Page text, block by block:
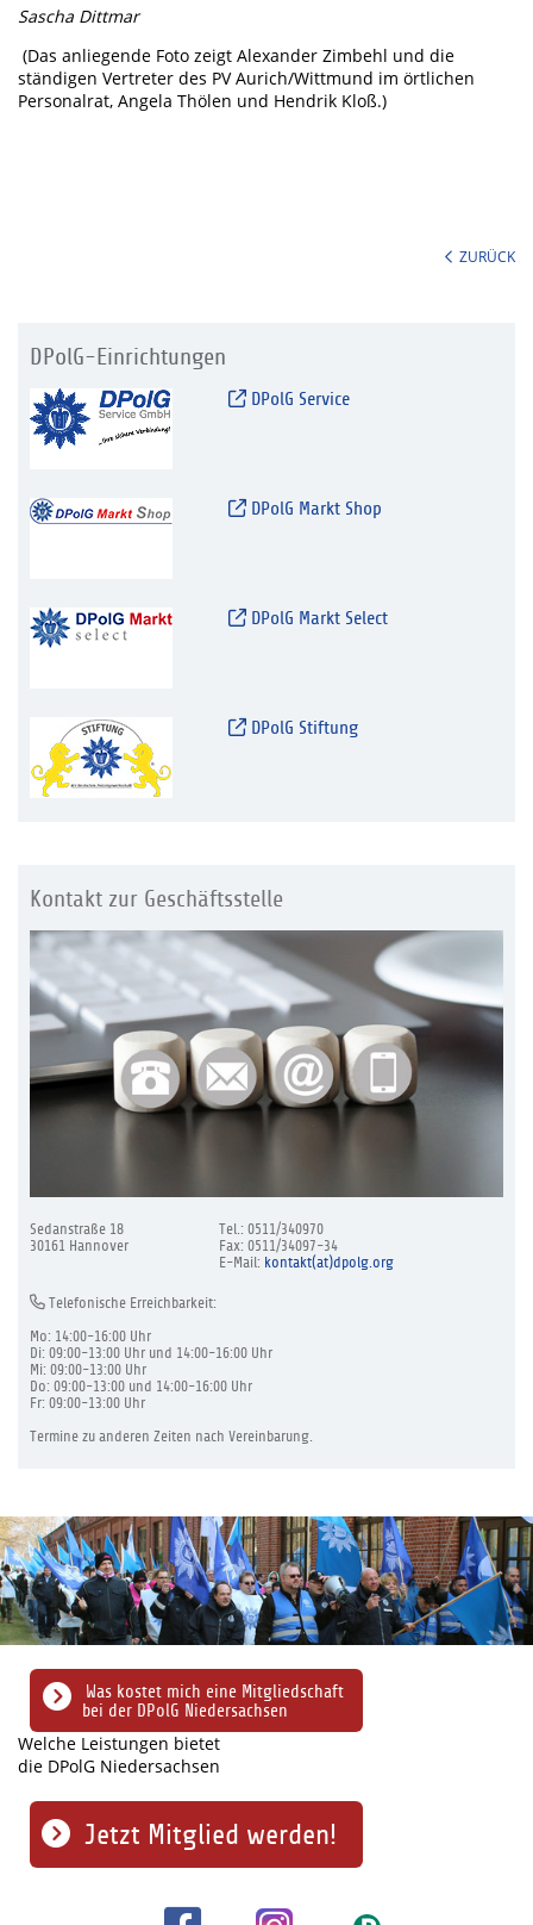
Sascha Dittmar
(Das anliegende Foto zeigt Alexander Zimbehl und die
ständigen Vertreter des PV Aurich/Wittmund im örtlichen
Personalrat, Angela Thölen und Hendrik Kloß.)
ZURÜCK
DPolG-Einrichtungen
DPolG Service
DPolG Markt Shop
DPolG Markt Select
DPolG Stiftung
Kontakt zur Geschäftsstelle
Sedanstraße 18
30161 Hannover
Tel.: 0511/340970
Fax: 0511/34097-34
E-Mail: kontakt(at)dpolg.org
Telefonische Erreichbarkeit:
Mo: 14:00-16:00 Uhr
Di: 09:00-13:00 Uhr und 14:00-16:00 Uhr
Mi: 09:00-13:00 Uhr
Do: 09:00-13:00 und 14:00-16:00 Uhr
Fr: 09:00-13:00 Uhr
Termine zu anderen Zeiten nach Vereinbarung.
Was kostet mich eine Mitgliedschaft
bei der DPolG Niedersachsen
Welche Leistungen bietet
die DPolG Niedersachsen
Jetzt Mitglied werden!